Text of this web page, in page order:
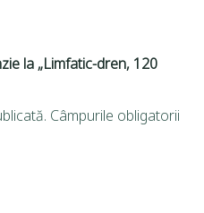
la „Limfatic-dren, 120
Câmpurile obligatorii